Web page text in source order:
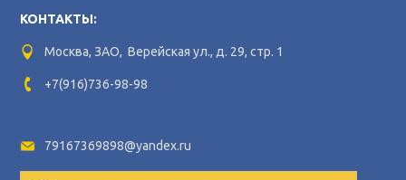
КОНТАКТЫ:
Москва, ЗАО, Верейская ул., д. 29, стр. 1
+7(916)736-98-98
79167369898@yandex.ru